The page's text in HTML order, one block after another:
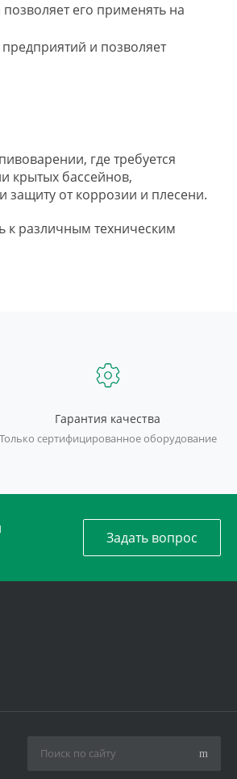
его применять на
и позволяет
где требуется
крытых бассейнов,
защиту от коррозии и плесени.
к различным техническим
Гарантия качества
Только сертифицированное оборудование
Задать вопрос